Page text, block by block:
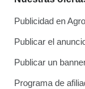
Publicidad en
Publicar el
Publicar un
Programa de